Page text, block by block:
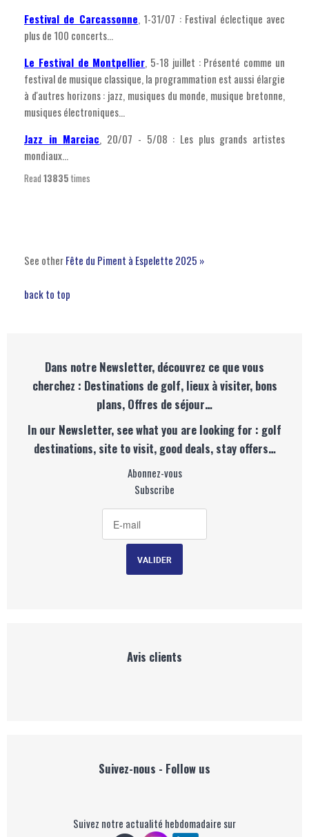
Festival de Carcassonne, 1-31/07 : Festival éclectique avec
plus de 100 concerts...
Le Festival de Montpellier, 5-18 juillet : Présenté comme un
festival de musique classique, la programmation est aussi élargie
à d'autres horizons : jazz, musiques du monde, musique bretonne,
musiques électroniques...
Jazz in Marciac, 20/07 - 5/08 : Les plus grands artistes
mondiaux...
Read 13835 times
See otherFête du Piment à Espelette 2025 »
back to top
Dans notre Newsletter, découvrez ce que vous
cherchez : Destinations de golf, lieux à visiter, bons
plans, Offres de séjour…
In our Newsletter, see what you are looking for : golf
destinations, site to visit, good deals, stay offers…
Abonnez-vous
Subscribe
Avis clients
Suivez-nous - Follow us
Suivez notre actualité hebdomadaire sur